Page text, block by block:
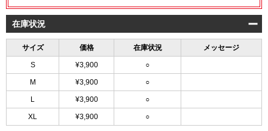
在庫状況
サイズ 価格 在庫状況 メッセージ
S ¥3,900 ○
M ¥3,900 ○
L ¥3,900 ○
XL ¥3,900 ○